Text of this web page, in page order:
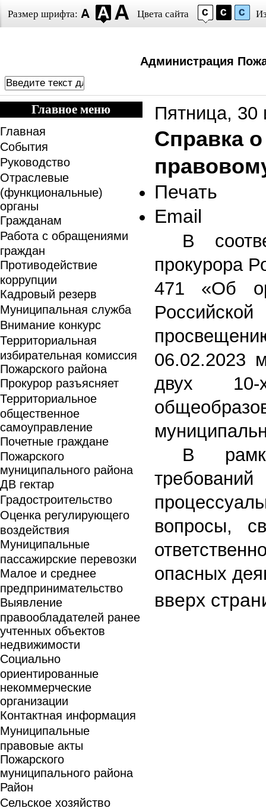
Размер шрифта: Цвета сайта
Администрация
Главное меню
Главная
События
Руководство
Отраслевые
(функциональные)
органы
Гражданам
Работа с обращениями
граждан
Противодействие
коррупции
Кадровый резерв
Муниципальная служба
Внимание конкурс
Территориальная
избирательная комиссия
Пожарского района
Прокурор разъясняет
Территориальное
общественное
самоуправление
Почетные граждане
Пожарского
муниципального района
ДВ гектар
Градостроительство
Оценка регулирующего
воздействия
Муниципальные
пассажирские перевозки
Малое и среднее
предпринимательство
Выявление
правообладателей ранее
учтенных объектов
недвижимости
Социально
ориентированные
некоммерческие
организации
Контактная информация
Муниципальные
правовые акты
Пожарского
муниципального района
Район
Сельское хозяйство
Пятница, 30
Справка
Печать
Email
В
прокурора
471 «Об
06.02.2023
двух
В
вопросы,
опасных
вверх